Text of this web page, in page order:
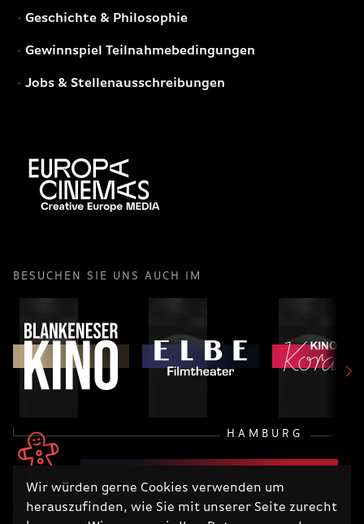
Wir würden gerne Cookies verwenden um
herauszufinden, wie Sie mit unserer Seite zurecht
Geschichte & Philosophie
Gewinnspiel Teilnahmebedingungen
Jobs & Stellenausschreibungen
BESUCHEN SIE UNS AUCH IM
HAMBURG
RECHTLICHES